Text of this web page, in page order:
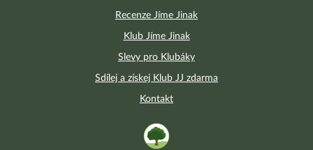
Recenze Jíme Jinak
Klub Jíme Jinak
Slevy pro Klubáky
Sdílej a získej Klub JJ zdarma
Kontakt